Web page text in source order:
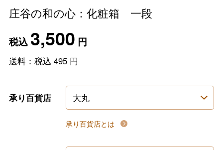
庄谷の和の心：化粧箱 一段
税込3,500 円
送料：税込 495円
承り百貨店
承り百貨店とは